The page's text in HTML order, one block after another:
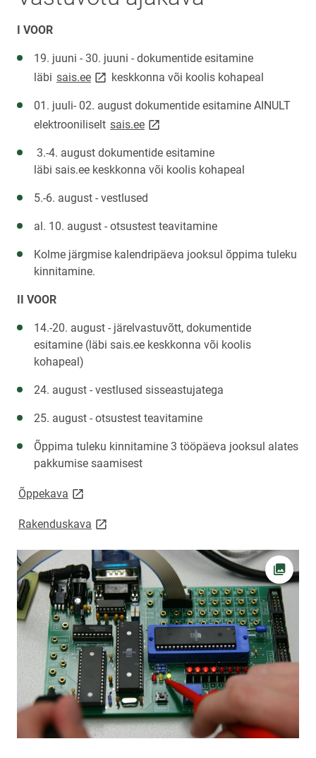
I VOOR
19. juuni - 30. juuni - dokumentide esitamine
läbi sais.eelink opens on new page
link opens on new page
keskkonna või koolis kohapeal
01. juuli- 02. august dokumentide esitamine AINULT
elektrooniliselt sais.eelink opens on new page
link opens on new page
3.-4. august dokumentide esitamine
läbi sais.ee keskkonna või koolis kohapeal
5.-6. august - vestlused
al. 10. august - otsustest teavitamine
Kolme järgmise kalendripäeva jooksul õppima tuleku
kinnitamine.
II VOOR
14.-20. august - järelvastuvõtt, dokumentide
esitamine (läbi sais.ee keskkonna või koolis
kohapeal)
24. august - vestlused sisseastujatega
25. august - otsustest teavitamine
Õppima tuleku kinnitamine 3 tööpäeva jooksul alates
pakkumise saamisest
Õppekava link opens on new page
Rakenduskava link opens on new page
Ava